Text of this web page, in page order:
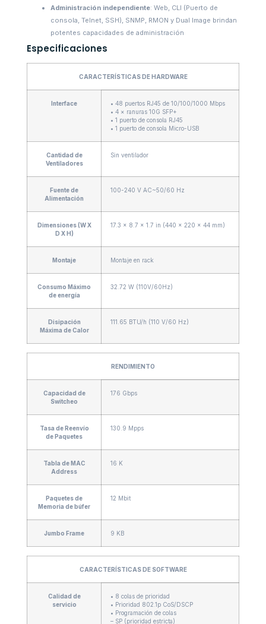
Administración independiente: Web, CLI (Puerto de
consola, Telnet, SSH), SNMP, RMON y Dual Image brindan
potentes capacidades de administración
Especificaciones
CARACTERÍSTICAS DE HARDWARE
Interface
• 48 puertos RJ45 de 10/100/1000 Mbps
• 4 × ranuras 10G SFP+
• 1 puerto de consola RJ45
• 1 puerto de consola Micro-USB
Cantidad de
Ventiladores
Sin ventilador
Fuente de
Alimentación
100-240 V AC~50/60 Hz
Dimensiones (W X
D X H)
17.3 × 8.7 × 1.7 in (440 × 220 × 44 mm)
Montaje Montaje en rack
Consumo Máximo
de energía
32.72 W (110V/60Hz)
Disipación
Máxima de Calor
111.65 BTU/h (110 V/60 Hz)
RENDIMIENTO
Capacidad de
Switcheo
176 Gbps
Tasa de Reenvío
de Paquetes
130.9 Mpps
Tabla de MAC
Address
16 K
Paquetes de
Memoria de búfer
12 Mbit
Jumbo Frame 9 KB
CARACTERÍSTICAS DE SOFTWARE
Calidad de
servicio
• 8 colas de prioridad
• Prioridad 802.1p CoS/DSCP
• Programación de colas
– SP (prioridad estricta)